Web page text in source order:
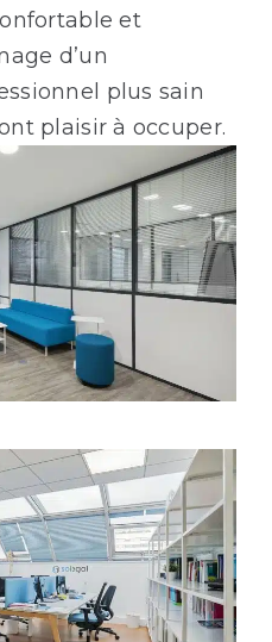
et
d’un
plus sain
plaisir à occuper.